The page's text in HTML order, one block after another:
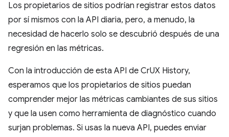
Los propietarios de sitios podrían registrar estos datos
por sí mismos con la API diaria, pero, a menudo, la
necesidad de hacerlo solo se descubrió después de una
regresión en las métricas.
Con la introducción de esta API de CrUX History,
esperamos que los propietarios de sitios puedan
comprender mejor las métricas cambiantes de sus sitios
y que la usen como herramienta de diagnóstico cuando
surjan problemas. Si usas la nueva API, puedes enviar